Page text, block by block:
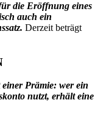
die Eröffnung eines
auch ein
Derzeit beträgt
Prämie: wer ein
nutzt, erhält eine